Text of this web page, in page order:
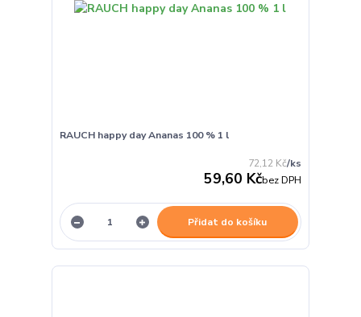
RAUCH happy day Ananas 100 % 1 l
72,12 Kč/ks
59,60 Kčbez DPH
Přidat do košíku